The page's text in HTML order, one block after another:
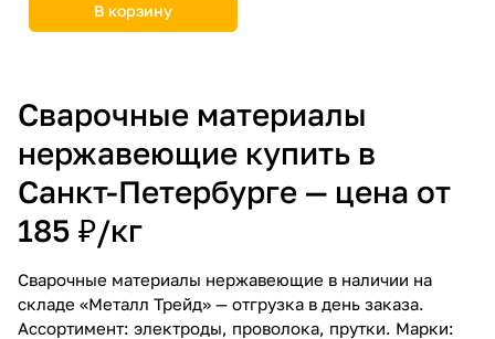
В корзину
Сварочные материалы
нержавеющие купить в
Санкт-Петербурге — цена от
185 ₽/кг
Сварочные материалы нержавеющие в наличии на
складе «Металл Трейд» — отгрузка в день заказа.
Ассортимент: электроды, проволока, прутки. Марки: